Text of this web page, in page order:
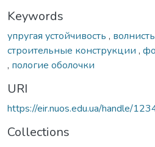
Keywords
упругая устойчивость ,
строительные конструкции ,
, пологие оболочки
URI
https://eir.nuos.edu.ua/handle/
Collections